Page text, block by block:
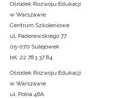
Ośrodek Rozwoju Edukacji
w Warszawie
Centrum Szkoleniowe
ul. Paderewskiego 77
05-070 Sulejówek
tel. 22 783 37 84
Ośrodek Rozwoju Edukacji
w Warszawie
ul. Polna 46A